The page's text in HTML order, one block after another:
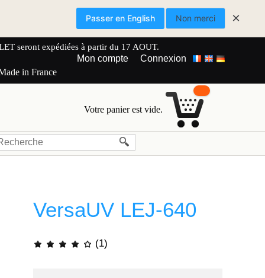
Passer en English Non merci ×
seront expédiées à partir du 17 AOUT.
Mon compte
Connexion
in France
Votre panier est vide.
VersaUV LEJ-640
(1)